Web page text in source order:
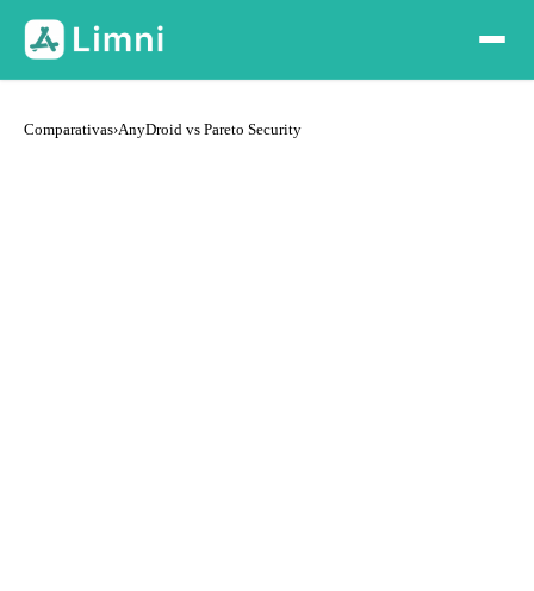
Comparativas›AnyDroid vs Pareto Security